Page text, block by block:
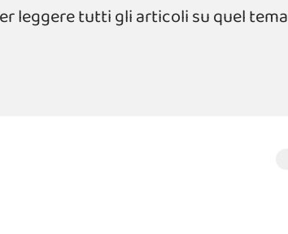
leggere tutti gli articoli su quel tema